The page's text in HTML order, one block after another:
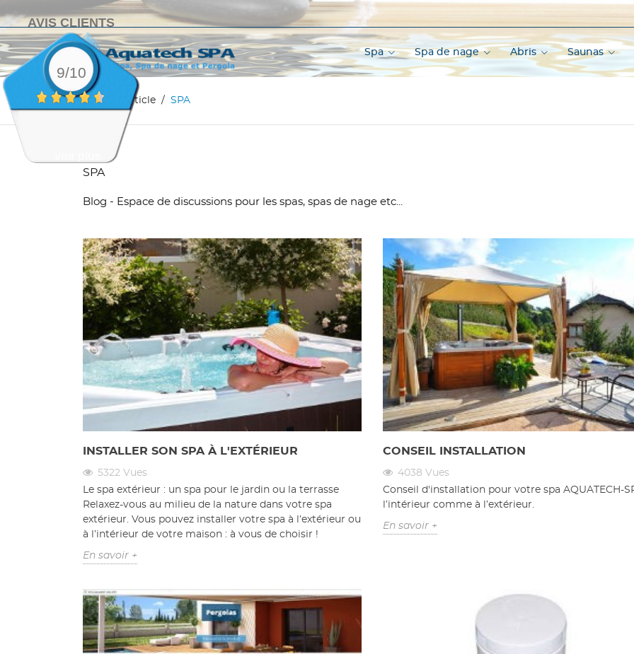
Spa Spa de nage Abris Saunas
Accueil Article SPA
SPA
Blog - Espace de discussions pour les spas, spas de nage etc...
INSTALLER SON SPA À L'EXTÉRIEUR
5322 Vues
Le spa extérieur : un spa pour le jardin ou la terrasse
Relaxez-vous au milieu de la nature dans votre spa
extérieur. Vous pouvez installer votre spa à l’extérieur ou
à l’intérieur de votre maison : à vous de choisir !
En savoir +
CONSEIL INSTALLATION
4038 Vues
Conseil d'installation pour votre spa AQUATECH-
l’intérieur comme à l’extérieur.
En savoir +
AVIS CLIENTS
9/10